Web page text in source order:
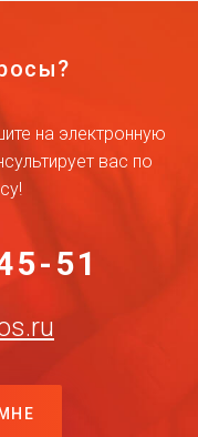
на электронную
вас по
51